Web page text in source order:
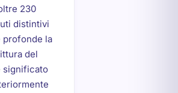
230
distintivi
profonde la
del
significato